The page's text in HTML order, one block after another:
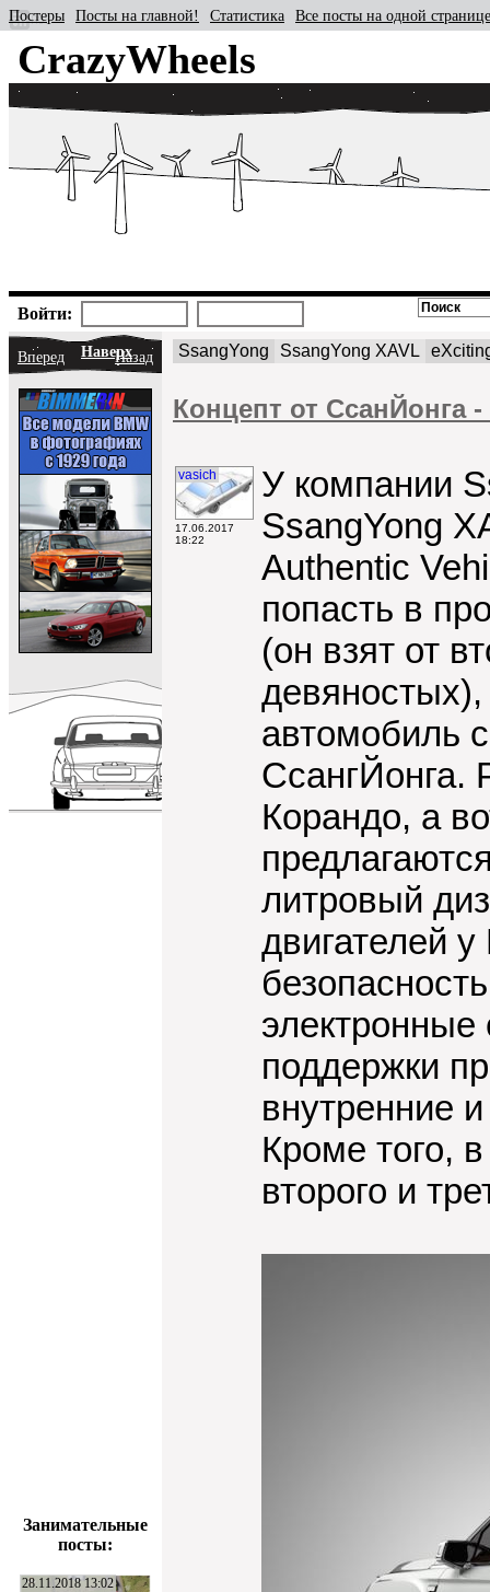
CrazyWheels
Постеры Посты на главной! Статистика Все посты на одной странице
Войти:
Вперед НаверхНазад
Занимательные
посты:
28.11.2018 13:02
SsangYong SsangYong XAVL
Концепт от СсанЙонга
vasich
17.06.2017
18:22
У компании
SsangYong
Authentic
попасть в
(он взят от
девяностых),
автомобиль
СсангЙонга.
Корандо, а
литровый
двигателей
электронные
поддержки
внутренние
Кроме того,
второго и